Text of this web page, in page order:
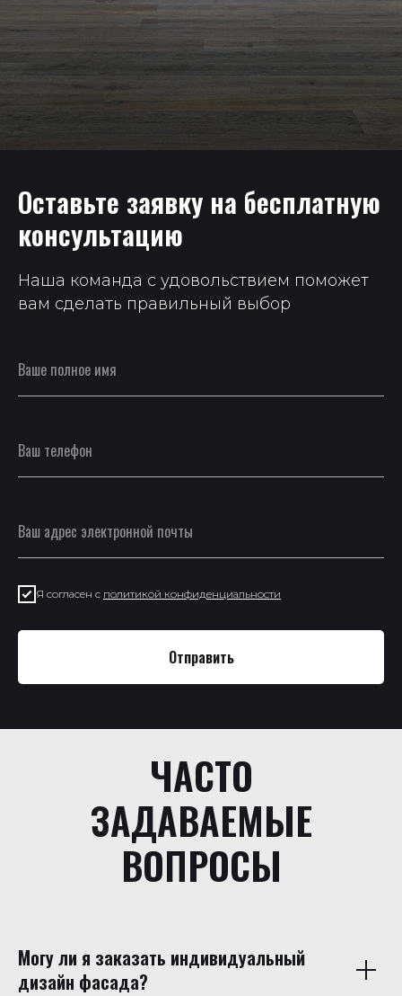
Оставьте заявку на бесплатную
консультацию
Наша команда с удовольствием поможет
вам сделать правильный выбор
Я согласен с политикой конфиденциальности
Отправить
ЧАСТО
ЗАДАВАЕМЫЕ
ВОПРОСЫ
Могу ли я заказать индивидуальный
дизайн фасада?